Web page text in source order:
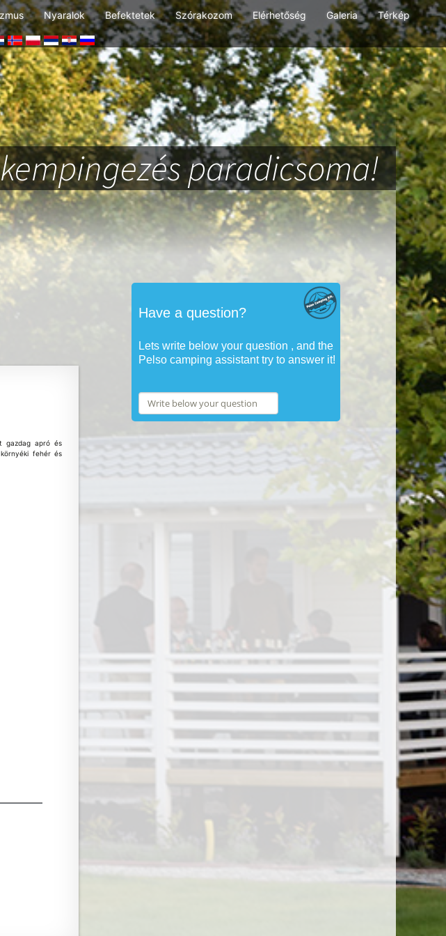
Nyaralok Befektetek Szórakozom Elérhetőség Galeria Térkép
paradicsoma!
gazdag apró és
fehér és
Have a question?
Lets write below your question , and the
Pelso camping assistant try to answer it!